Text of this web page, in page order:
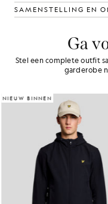
SAMENSTELLING EN
Ga
Stel een complete outfit
garderobe
NIEUW BINNEN